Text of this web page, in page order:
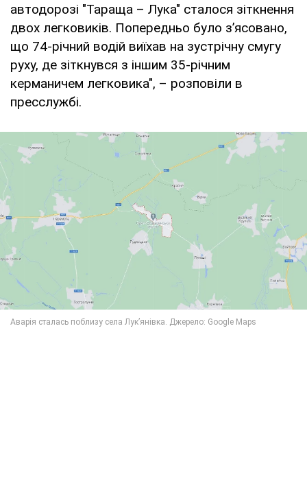
автодорозі "Тараща – Лука" сталося зіткнення
двох легковиків. Попередньо було з’ясовано,
що 74-річний водій виїхав на зустрічну смугу
руху, де зіткнувся з іншим 35-річним
керманичем легковика", – розповіли в
пресслужбі.